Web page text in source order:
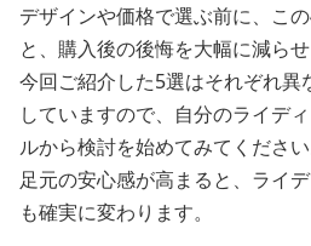
デザインや価格で選ぶ前に、こ
と、購入後の後悔を大幅に減らせ
今回ご紹介した5選はそれぞれ異
していますので、自分のライデ
ルから検討を始めてみてください
足元の安心感が高まると、ライ
も確実に変わります。